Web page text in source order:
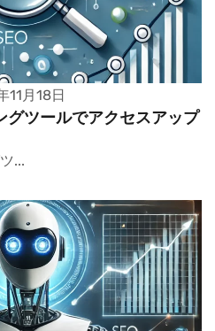
11月18日
グツールでアクセスアップ
...